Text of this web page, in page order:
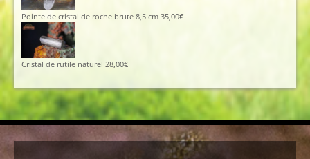
Pointe de cristal de roche brute 8,5 cm 35,00€
Cristal de rutile naturel 28,00€